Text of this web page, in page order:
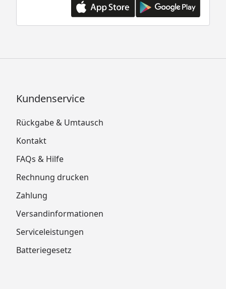
Kundenservice
Rückgabe & Umtausch
Kontakt
FAQs & Hilfe
Rechnung drucken
Zahlung
Versandinformationen
Serviceleistungen
Batteriegesetz